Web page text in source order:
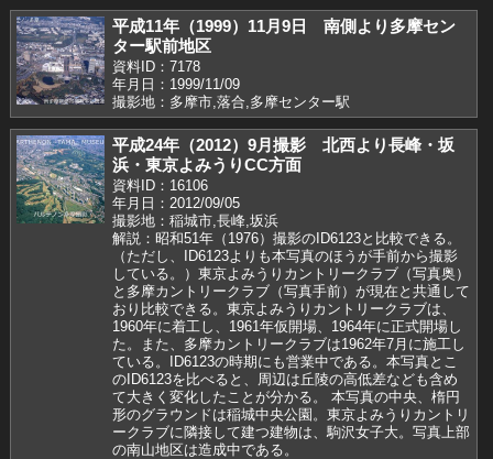
平成11年（1999）11月9日 南側より多摩セン
ター駅前地区
資料ID：7178
年月日：1999/11/09
撮影地：多摩市,落合,多摩センター駅
平成24年（2012）9月撮影 北西より長峰・坂
浜・東京よみうりCC方面
資料ID：16106
年月日：2012/09/05
撮影地：稲城市,長峰,坂浜
解説：昭和51年（1976）撮影のID6123と比較できる。
（ただし、ID6123よりも本写真のほうが手前から撮影
している。）東京よみうりカントリークラブ（写真奥）
と多摩カントリークラブ（写真手前）が現在と共通して
おり比較できる。東京よみうりカントリークラブは、
1960年に着工し、1961年仮開場、1964年に正式開場し
た。また、多摩カントリークラブは1962年7月に施工し
ている。ID6123の時期にも営業中である。本写真とこ
のID6123を比べると、周辺は丘陵の高低差なども含め
て大きく変化したことが分かる。 本写真の中央、楕円
形のグラウンドは稲城中央公園。東京よみうりカントリ
ークラブに隣接して建つ建物は、駒沢女子大。写真上部
の南山地区は造成中である。